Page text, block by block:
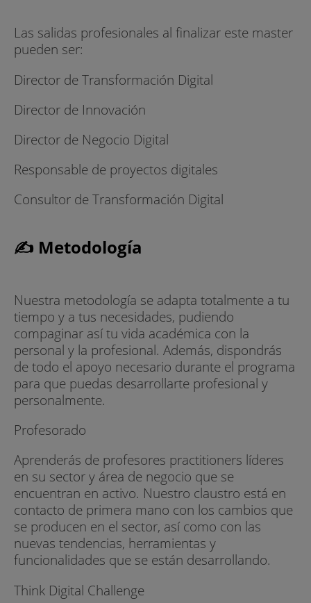
Las salidas profesionales al finalizar este master
pueden ser:
Director de Transformación Digital
Director de Innovación
Director de Negocio Digital
Responsable de proyectos digitales
Consultor de Transformación Digital
✍ Metodología
Nuestra metodología se adapta totalmente a tu
tiempo y a tus necesidades, pudiendo
compaginar así tu vida académica con la
personal y la profesional. Además, dispondrás
de todo el apoyo necesario durante el programa
para que puedas desarrollarte profesional y
personalmente.
Profesorado
Aprenderás de profesores practitioners líderes
en su sector y área de negocio que se
encuentran en activo. Nuestro claustro está en
contacto de primera mano con los cambios que
se producen en el sector, así como con las
nuevas tendencias, herramientas y
funcionalidades que se están desarrollando.
Think Digital Challenge